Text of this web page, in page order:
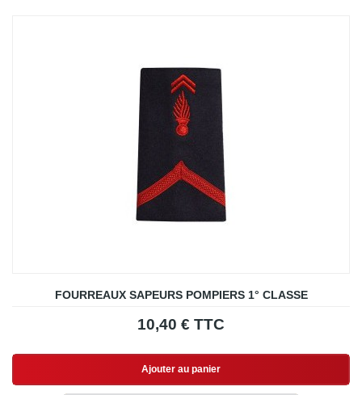
FOURREAUX SAPEURS POMPIERS 1° CLASSE
10,40 € TTC
Ajouter au panier